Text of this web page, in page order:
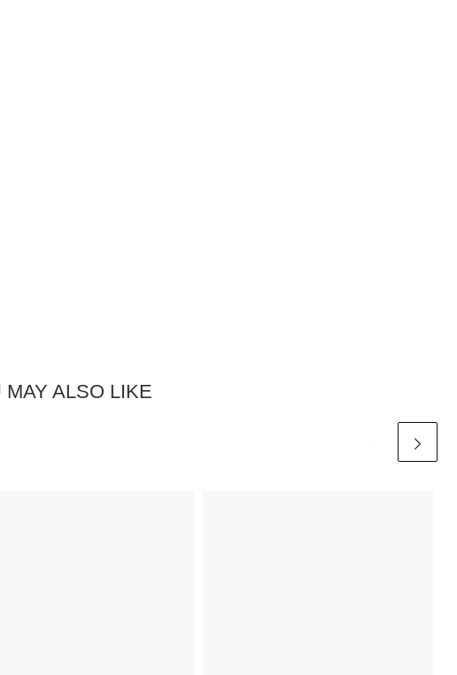
MAY ALSO LIKE